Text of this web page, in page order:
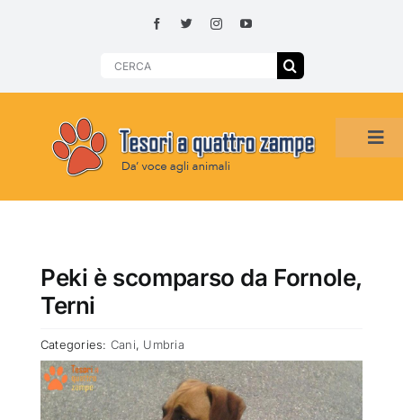
Search
HOME
ADOTTATI O RITROVATI
Peki è scomparso da Fornole,
Terni
Categories: Cani, Umbria